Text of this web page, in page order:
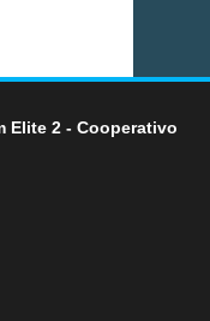
Elite 2 - Cooperativo